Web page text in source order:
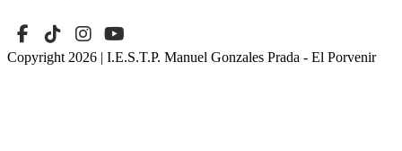
Copyright 2026 | I.E.S.T.P. Manuel Gonzales Prada - El Porvenir